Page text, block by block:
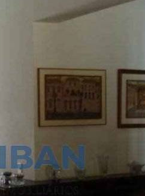
Indique este imóvel
E-mail do amigo
Ao ENVIAR você concorda com os
Enviar Indicação
Características